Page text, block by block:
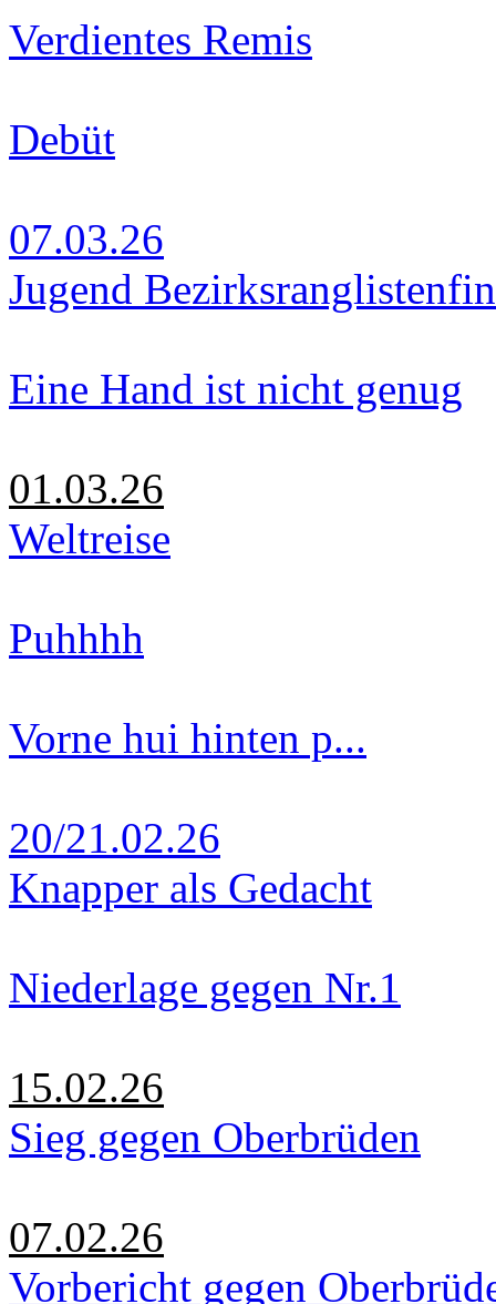
Verdientes Remis
Debüt
07.03.26
Jugend
Eine Hand ist nicht genug
01.03.26
Weltreise
Puhhhh
Vorne hui hinten p...
20/21.02.26
Knapper als Gedacht
Niederlage gegen Nr.1
15.02.26
Sieg gegen Oberbrüden
07.02.26
Vorbericht gegen